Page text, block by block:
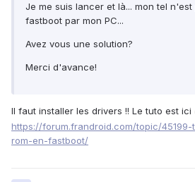
Je me suis lancer et là... mon tel
fastboot par mon PC...
Avez vous une solution?
Merci d'avance!
Il faut installer les drivers !! Le tuto est ici
https://forum.frandroid.com/topic/
rom-en-fastboot/